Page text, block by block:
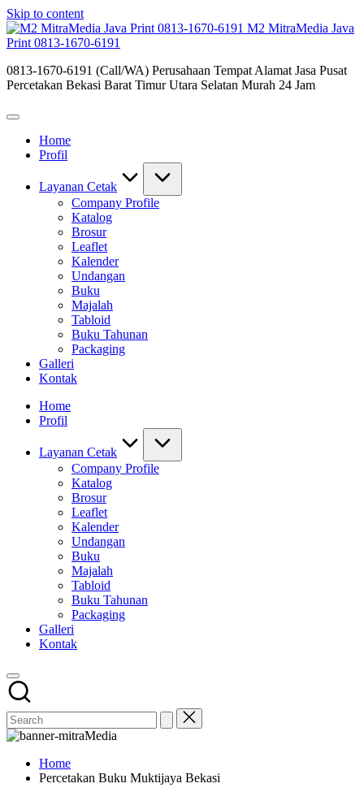
Skip to content
M2 MitraMedia Java
Print 0813-1670-6191
0813-1670-6191 (Call/WA) Perusahaan Tempat Alamat Jasa Pusat
Percetakan Bekasi Barat Timur Utara Selatan Murah 24 Jam
Home
Profil
Layanan Cetak
Company Profile
Katalog
Brosur
Leaflet
Kalender
Undangan
Buku
Majalah
Tabloid
Buku Tahunan
Packaging
Galleri
Kontak
Home
Profil
Layanan Cetak
Company Profile
Katalog
Brosur
Leaflet
Kalender
Undangan
Buku
Majalah
Tabloid
Buku Tahunan
Packaging
Galleri
Kontak
Home
Percetakan Buku Muktijaya Bekasi